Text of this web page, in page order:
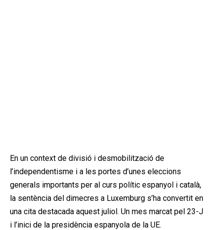
En un context de divisió i desmobilització de
l’independentisme i a les portes d’unes eleccions
generals importants per al curs polític espanyol i català,
la sentència del dimecres a Luxemburg s’ha convertit en
una cita destacada aquest juliol. Un mes marcat pel 23-J
i l’inici de la presidència espanyola de la UE.